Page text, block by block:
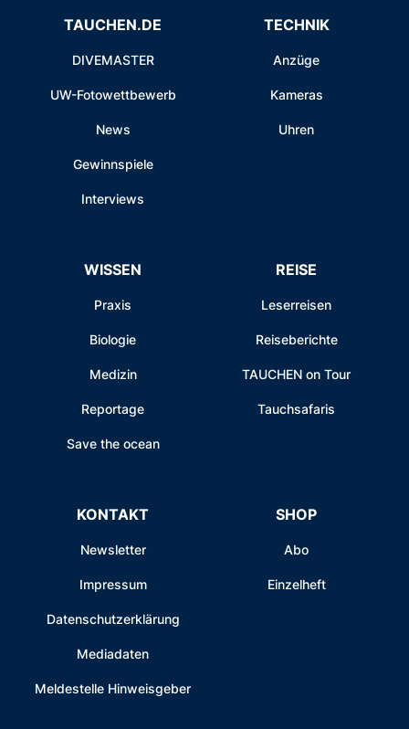
TAUCHEN.DE
DIVEMASTER
UW-Fotowettbewerb
News
Gewinnspiele
Interviews
TECHNIK
Anzüge
Kameras
Uhren
WISSEN
Praxis
Biologie
Medizin
Reportage
Save the ocean
REISE
Leserreisen
Reiseberichte
TAUCHEN on Tour
Tauchsafaris
KONTAKT
Newsletter
Impressum
Datenschutzerklärung
Mediadaten
Meldestelle Hinweisgeber
SHOP
Abo
Einzelheft